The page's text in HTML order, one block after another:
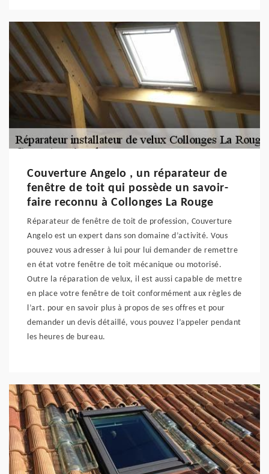
Couverture Angelo , un réparateur de
fenêtre de toit qui possède un savoir-
faire reconnu à Collonges La Rouge
Réparateur de fenêtre de toit de profession, Couverture
Angelo est un expert dans son domaine d’activité. Vous
pouvez vous adresser à lui pour lui demander de remettre
en état votre fenêtre de toit mécanique ou motorisé.
Outre la réparation de velux, il est aussi capable de mettre
en place votre fenêtre de toit conformément aux règles de
l’art. pour en savoir plus à propos de ses offres et pour
demander un devis détaillé, vous pouvez l’appeler pendant
les heures de bureau.